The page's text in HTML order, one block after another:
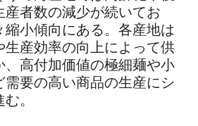
者数の減少が続いてお
縮小傾向にある。各産地は
生産効率の向上によって供
、高付加価値の極細麺や小
要の高い商品の生産にシ
。